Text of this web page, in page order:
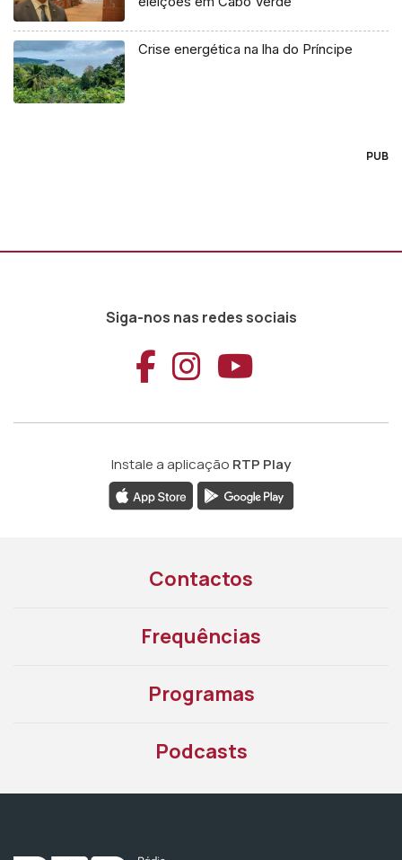
Crise energética na lha do Príncipe
PUB
Siga-nos nas redes sociais
Aceder ao
Aceder ao
Aceder
Instale a aplicação RTP Play
Contactos
Frequências
Programas
Podcasts